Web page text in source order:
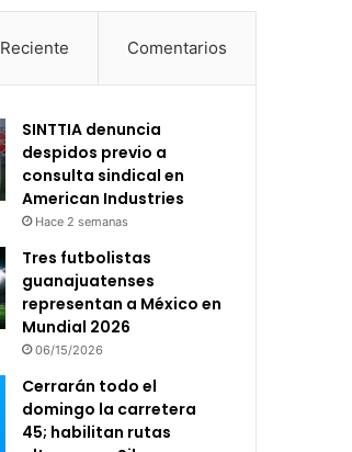
Reciente Comentarios
SINTTIA denuncia
despidos previo a
consulta sindical en
American Industries
Hace 2 semanas
Tres futbolistas
guanajuatenses
representan a México en
Mundial 2026
06/15/2026
Cerrarán todo el
domingo la carretera
45; habilitan rutas